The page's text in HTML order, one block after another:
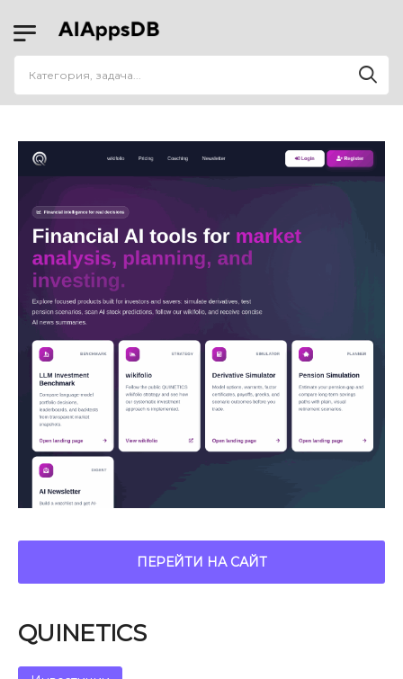
ПЕРЕЙТИ НА САЙТ
QUINETICS